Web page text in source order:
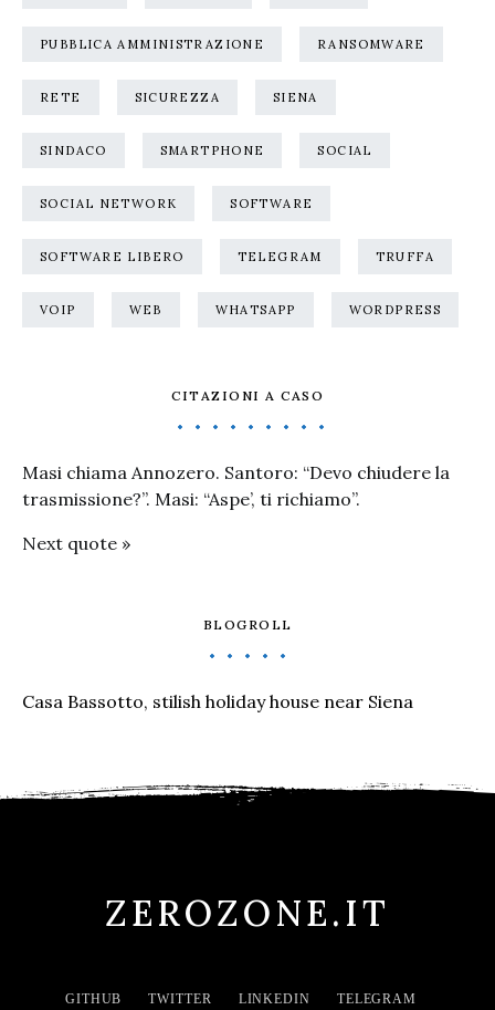
PUBBLICA AMMINISTRAZIONE RANSOMWARE
RETE SICUREZZA SIENA
SINDACO SMARTPHONE SOCIAL
SOCIAL NETWORK SOFTWARE
SOFTWARE LIBERO TELEGRAM TRUFFA
VOIP WEB WHATSAPP WORDPRESS
CITAZIONI A CASO
Masi chiama Annozero. Santoro: “Devo chiudere la
trasmissione?”. Masi: “Aspe’, ti richiamo”.
Next quote »
BLOGROLL
Casa Bassotto, stilish holiday house near Siena
ZEROZONE.IT
GITHUB TWITTER LINKEDIN TELEGRAM